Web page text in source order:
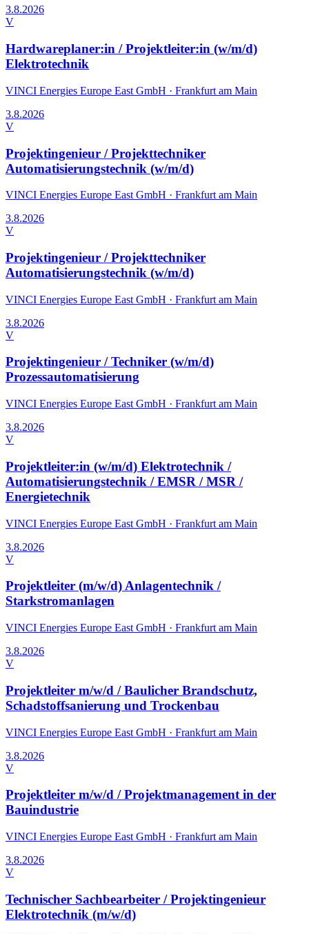
3.8.2026
V
Hardwareplaner:in / Projektleiter:in (w/m/d)
Elektrotechnik
VINCI Energies Europe East GmbH · Frankfurt am Main
3.8.2026
V
Projektingenieur / Projekttechniker
Automatisierungstechnik (w/m/d)
VINCI Energies Europe East GmbH · Frankfurt am Main
3.8.2026
V
Projektingenieur / Projekttechniker
Automatisierungstechnik (w/m/d)
VINCI Energies Europe East GmbH · Frankfurt am Main
3.8.2026
V
Projektingenieur / Techniker (w/m/d)
Prozessautomatisierung
VINCI Energies Europe East GmbH · Frankfurt am Main
3.8.2026
V
Projektleiter:in (w/m/d) Elektrotechnik /
Automatisierungstechnik / EMSR / MSR /
Energietechnik
VINCI Energies Europe East GmbH · Frankfurt am Main
3.8.2026
V
Projektleiter (m/w/d) Anlagentechnik /
Starkstromanlagen
VINCI Energies Europe East GmbH · Frankfurt am Main
3.8.2026
V
Projektleiter m/w/d / Baulicher Brandschutz,
Schadstoffsanierung und Trockenbau
VINCI Energies Europe East GmbH · Frankfurt am Main
3.8.2026
V
Projektleiter m/w/d / Projektmanagement in der
Bauindustrie
VINCI Energies Europe East GmbH · Frankfurt am Main
3.8.2026
V
Technischer Sachbearbeiter / Projektingenieur
Elektrotechnik (m/w/d)